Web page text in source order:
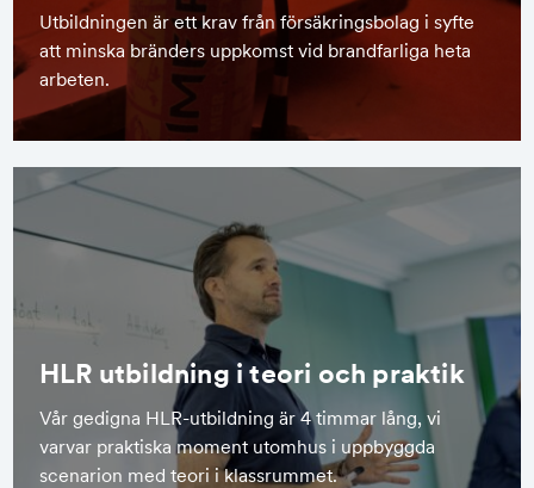
Utbildningen är ett krav från försäkringsbolag i syfte
att minska bränders uppkomst vid brandfarliga heta
arbeten.
HLR utbildning i teori och praktik
Vår gedigna HLR-utbildning är 4 timmar lång, vi
varvar praktiska moment utomhus i uppbyggda
scenarion med teori i klassrummet.